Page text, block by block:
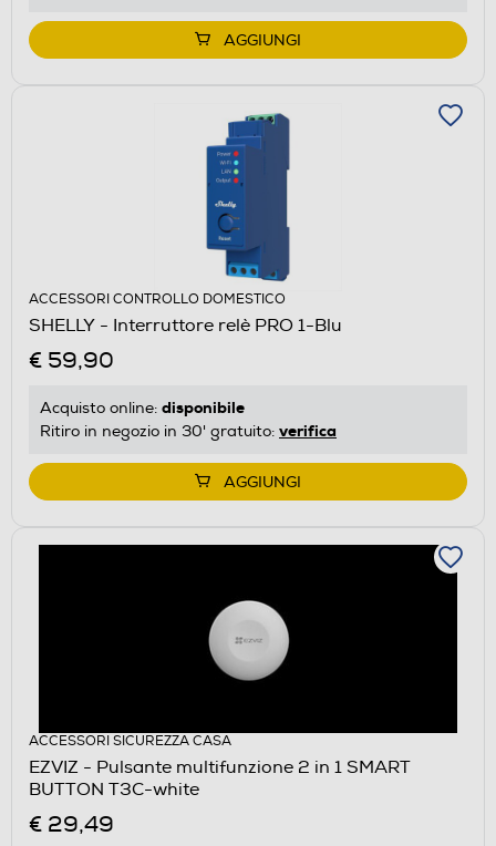
AGGIUNGI
ACCESSORI CONTROLLO DOMESTICO
SHELLY - Interruttore relè PRO 1-Blu
€ 59,90
Acquisto online: disponibile
Ritiro in negozio in 30' gratuito: verifica
AGGIUNGI
ACCESSORI SICUREZZA CASA
EZVIZ - Pulsante multifunzione 2 in 1 SMART
BUTTON T3C-white
€ 29,49